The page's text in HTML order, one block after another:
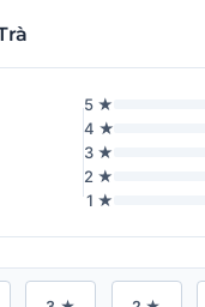
5 ★
4 ★
3 ★
2 ★
1 ★